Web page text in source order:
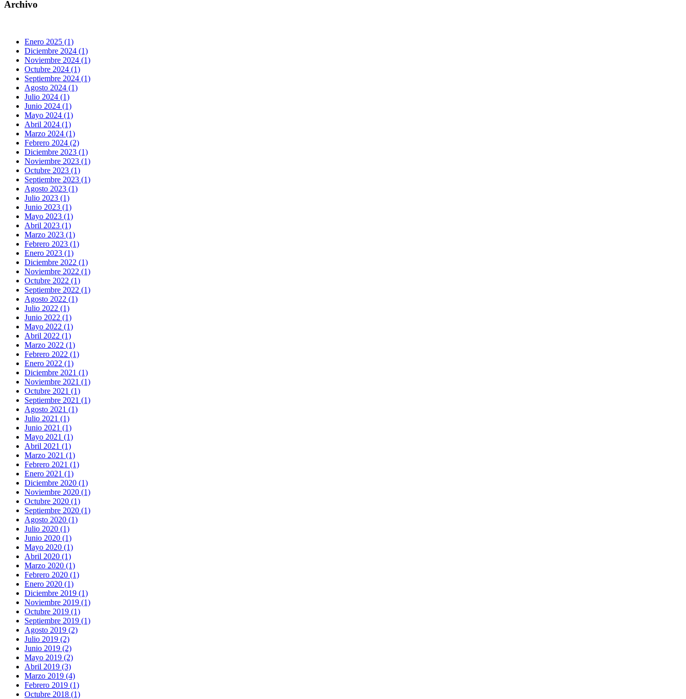
Archivo
Enero 2025 (1)
Diciembre 2024 (1)
Noviembre 2024 (1)
Octubre 2024 (1)
Septiembre 2024 (1)
Agosto 2024 (1)
Julio 2024 (1)
Junio 2024 (1)
Mayo 2024 (1)
Abril 2024 (1)
Marzo 2024 (1)
Febrero 2024 (2)
Diciembre 2023 (1)
Noviembre 2023 (1)
Octubre 2023 (1)
Septiembre 2023 (1)
Agosto 2023 (1)
Julio 2023 (1)
Junio 2023 (1)
Mayo 2023 (1)
Abril 2023 (1)
Marzo 2023 (1)
Febrero 2023 (1)
Enero 2023 (1)
Diciembre 2022 (1)
Noviembre 2022 (1)
Octubre 2022 (1)
Septiembre 2022 (1)
Agosto 2022 (1)
Julio 2022 (1)
Junio 2022 (1)
Mayo 2022 (1)
Abril 2022 (1)
Marzo 2022 (1)
Febrero 2022 (1)
Enero 2022 (1)
Diciembre 2021 (1)
Noviembre 2021 (1)
Octubre 2021 (1)
Septiembre 2021 (1)
Agosto 2021 (1)
Julio 2021 (1)
Junio 2021 (1)
Mayo 2021 (1)
Abril 2021 (1)
Marzo 2021 (1)
Febrero 2021 (1)
Enero 2021 (1)
Diciembre 2020 (1)
Noviembre 2020 (1)
Octubre 2020 (1)
Septiembre 2020 (1)
Agosto 2020 (1)
Julio 2020 (1)
Junio 2020 (1)
Mayo 2020 (1)
Abril 2020 (1)
Marzo 2020 (1)
Febrero 2020 (1)
Enero 2020 (1)
Diciembre 2019 (1)
Noviembre 2019 (1)
Octubre 2019 (1)
Septiembre 2019 (1)
Agosto 2019 (2)
Julio 2019 (2)
Junio 2019 (2)
Mayo 2019 (2)
Abril 2019 (3)
Marzo 2019 (4)
Febrero 2019 (1)
Octubre 2018 (1)